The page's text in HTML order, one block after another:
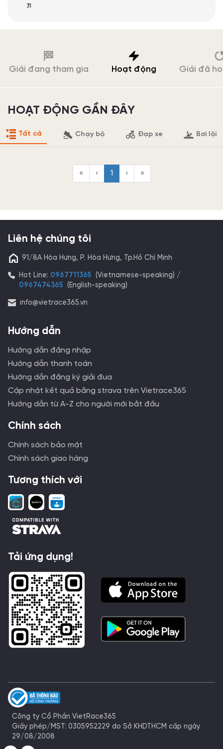
31
Giải đang tham gia Hoạt động Giải đã
HOẠT ĐỘNG GẦN ĐÂY
Tất cả Chạy bộ Đạp xe Bơi lội
« ‹ 1 › »
Liên hệ chúng tôi
91/8A Hòa Hưng, P. Hòa Hưng, Tp.Hồ Chí Minh
Hot Line: 0967711365 (Vietnamese-speaking) /
0967474365 (English-speaking)
info@vietrace365.vn
Hướng dẫn
Hướng dẫn đăng nhập
Hướng dẫn thanh toán
Hướng dẫn đăng ký giải đua
Cập nhật kết quả bằng strava trên Vietrace365
Hướng dẫn từ A-Z cho người mới bắt đầu
Chính sách
Chính sách bảo mật
Chính sách giao hàng
Tương thích với
Tải ứng dụng!
Công ty Cổ Phần VietRace365
Giấy phép/MST: 0305952229 do Sở KHDTHCM cấp ngày
29/08/2008